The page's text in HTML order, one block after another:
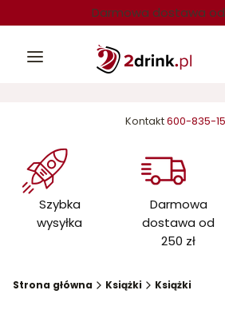
Darmowa dostawa od
Menu
Kontakt600-835-
Szybka
wysyłka
Darmowa
dostawa od
250 zł
Strona główna Książki Książki